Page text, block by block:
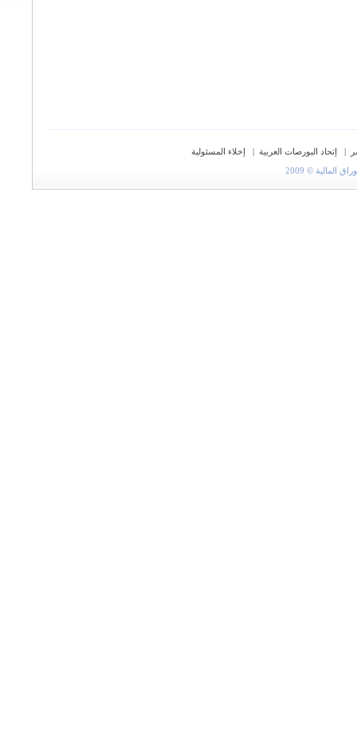
| إتحاد البورصات العربية |
إخلاء المسئولية
© 2009